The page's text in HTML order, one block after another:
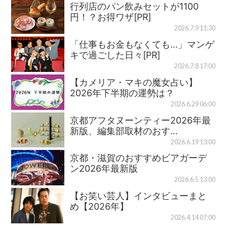
行列店のパン飲みセットが1100
円！？お得ワザ[PR]
2026.7.9 11:30
「仕事もお金もなくても…」マンゲ
キで過ごした日々[PR]
2026.7.8 17:00
【カメリア・マキの魔女占い】
2026年下半期の運勢は？
2026.6.29 06:00
京都アフタヌーンティー2026年最
新版、編集部取材のおす…
2026.6.19 13:00
京都・滋賀のおすすめビアガーデ
ン2026年最新版
2026.6.5 13:00
【お笑い芸人】インタビューまと
め【2026年】
2026.4.14 07:00